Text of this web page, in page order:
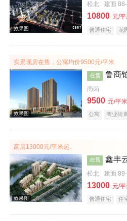
效果图
效果图
松北 建面
10800 元/
普通住宅 花
实景现房在售，公寓均价9500元/平米
在售 鲁商
南岗
9500 元/平米
公寓 商业街
高层13000元/平米起。
在售 鑫丰
松北 建面
13000 元/
普通住宅 住